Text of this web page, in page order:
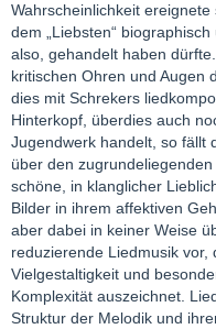
Wahrscheinlichkeit
dem „Liebsten“
also, gehandelt haben
kritischen Ohren und Augen
dies mit Schrekers
Hinterkopf, überdies auch
Jugendwerk handelt, so fällt
über den
schöne, in klanglicher
Bilder in ihrem affektiven
aber dabei in keiner Weise
reduzierende Liedmusik
Vielgestaltigkeit und
Komplexität auszeichnet.
Struktur der Melodik und